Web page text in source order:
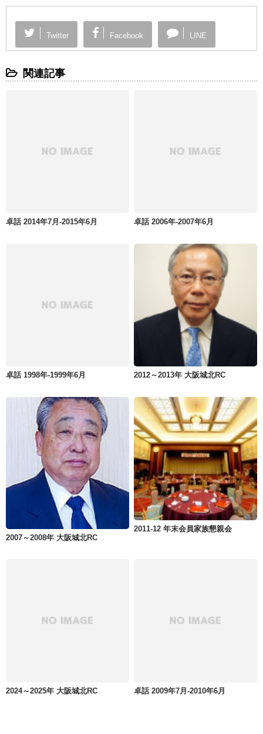
Twitter Facebook LINE
関連記事
卓話 2014年7月-2015年6月 卓話 2006年-2007年6月
卓話 1998年-1999年6月 2012～2013年 大阪城北RC
2007～2008年 大阪城北RC
2011-12 年末会員家族懇親会
2024～2025年 大阪城北RC 卓話 2009年7月-2010年6月